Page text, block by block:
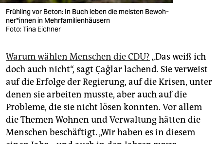
Frühling vor Beton: In Buch leben die meisten Be­woh­
ne­r*in­nen in Mehrfamilienhäusern
Foto: Tina Eichner
Warum wählen Menschen die CDU? „Das weiß ich
doch auch nicht“, sagt Çağlar lachend. Sie verweist
auf die Erfolge der Regierung, auf die Krisen, unter
denen sie arbeiten musste, aber auch auf die
Probleme, die sie nicht lösen konnten. Vor allem
die Themen Wohnen und Verwaltung hätten die
Menschen beschäftigt. „Wir haben es in diesem